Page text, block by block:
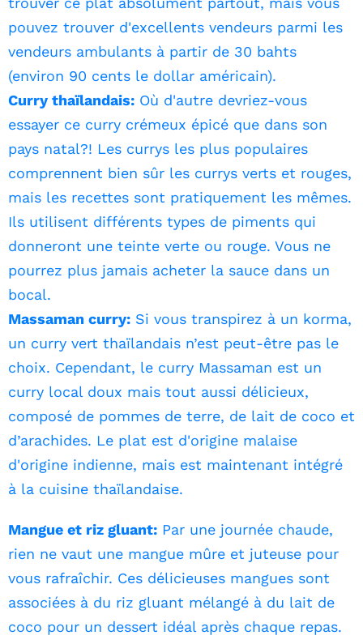
pouvez trouver d'excellents vendeurs parmi les
vendeurs ambulants à partir de 30 bahts
(environ 90 cents le dollar américain).
Curry thaïlandais: Où d'autre devriez-vous
essayer ce curry crémeux épicé que dans son
pays natal?! Les currys les plus populaires
comprennent bien sûr les currys verts et rouges,
mais les recettes sont pratiquement les mêmes.
Ils utilisent différents types de piments qui
donneront une teinte verte ou rouge. Vous ne
pourrez plus jamais acheter la sauce dans un
bocal.
Massaman curry: Si vous transpirez à un korma,
un curry vert thaïlandais n’est peut-être pas le
choix. Cependant, le curry Massaman est un
curry local doux mais tout aussi délicieux,
composé de pommes de terre, de lait de coco et
d’arachides. Le plat est d'origine malaise
d'origine indienne, mais est maintenant intégré
à la cuisine thaïlandaise.
Mangue et riz gluant: Par une journée chaude,
rien ne vaut une mangue mûre et juteuse pour
vous rafraîchir. Ces délicieuses mangues sont
associées à du riz gluant mélangé à du lait de
coco pour un dessert idéal après chaque repas.